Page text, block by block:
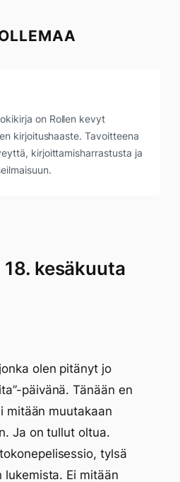
on Rollen kevyt
kirjoitushaaste. Tavoitteena
kirjoittamisharrastusta ja
kesäkuuta
olen pitänyt jo
päivänä. Tänään en
mitään muutakaan
Ja on tullut oltua.
tylsä
lukemista. Ei mitään